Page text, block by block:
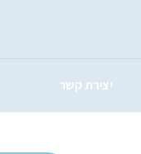
יצירת קשר